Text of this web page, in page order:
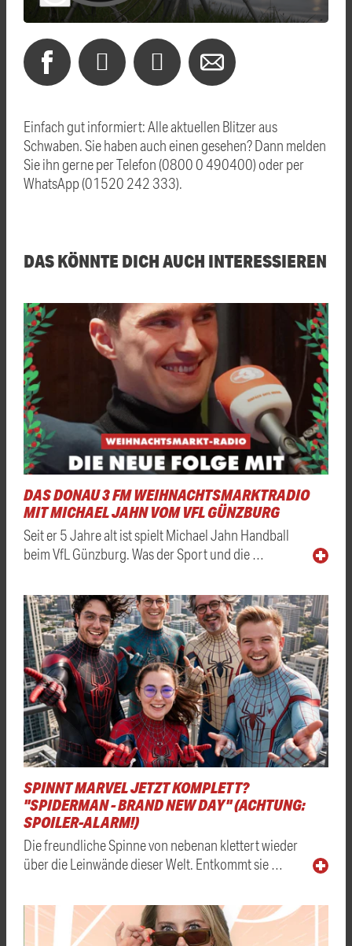
Einfach gut informiert: Alle aktuellen Blitzer aus
Schwaben. Sie haben auch einen gesehen? Dann melden
Sie ihn gerne per Telefon (0800 0 490400) oder per
WhatsApp (01520 242 333).
DAS KÖNNTE DICH AUCH INTERESSIEREN
DAS DONAU 3 FM WEIHNACHTSMARKTRADIO
MIT MICHAEL JAHN VOM VFL GÜNZBURG
Seit er 5 Jahre alt ist spielt Michael Jahn Handball
beim VfL Günzburg. Was der Sport und die …
SPINNT MARVEL JETZT KOMPLETT?
"SPIDERMAN - BRAND NEW DAY" (ACHTUNG:
SPOILER-ALARM!)
Die freundliche Spinne von nebenan klettert wieder
über die Leinwände dieser Welt. Entkommt sie …